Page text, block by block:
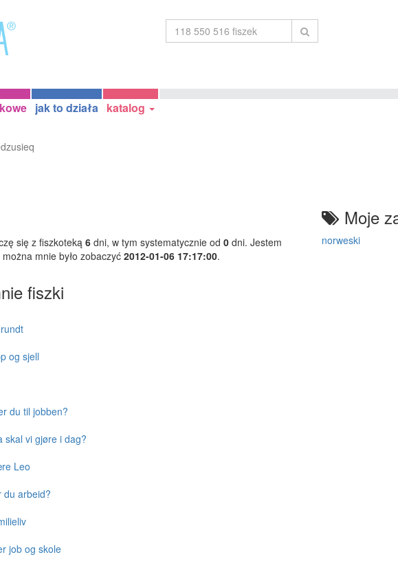
jak to działa katalog
się z fiszkoteką 6 dni, w tym systematycznie od 0 dni. Jestem
mnie było zobaczyć 2012-01-06 17:17:00.
Moje
norweski
fiszki
og sjell
du til jobben?
skal vi gjøre i dag?
Leo
du arbeid?
job og skole